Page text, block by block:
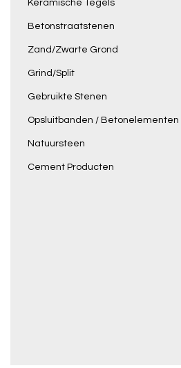
Keramische Tegels
Betonstraatstenen
Zand/Zwarte Grond
Grind/Split
Gebruikte Stenen
Opsluitbanden / Betonelementen
Natuursteen
Cement Producten